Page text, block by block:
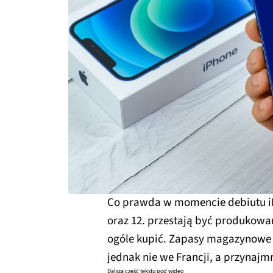
Co prawda w momencie debiutu
oraz 12. przestają być
ogóle kupić. Zapasy
jednak nie we Francji, a
Dalsza część tekstu pod wideo